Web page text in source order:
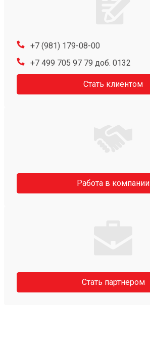
+7 (981) 179-08-00
+7 499 705 97 79 доб. 0132
Стать клиентом
Работа в компании
Стать партнером